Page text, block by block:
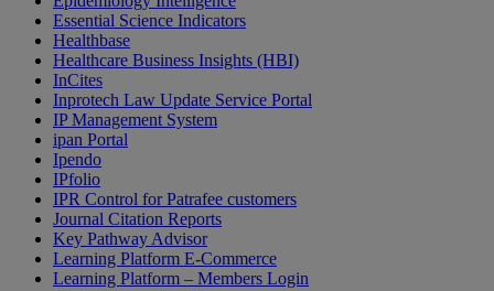
Essential Science Indicators
Healthbase
Healthcare Business Insights (HBI)
InCites
Inprotech Law Update Service Portal
IP Management System
ipan Portal
Ipendo
IPfolio
IPR Control for Patrafee customers
Journal Citation Reports
Key Pathway Advisor
Learning Platform E-Commerce
Learning Platform – Members Login